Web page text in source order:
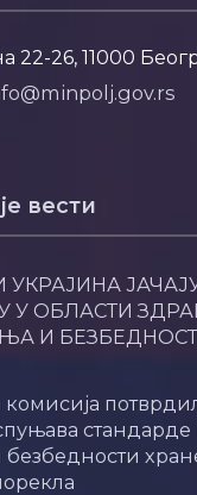
22-26, 11000
вести
УКРАЈИНА
У ОБЛАСТИ
И
комисија
стандарде
безбедности